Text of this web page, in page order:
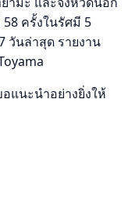
ครั้งในรัศมี 5
วันล่าสุด รายงาน
แนะนำอย่างยิ่งให้